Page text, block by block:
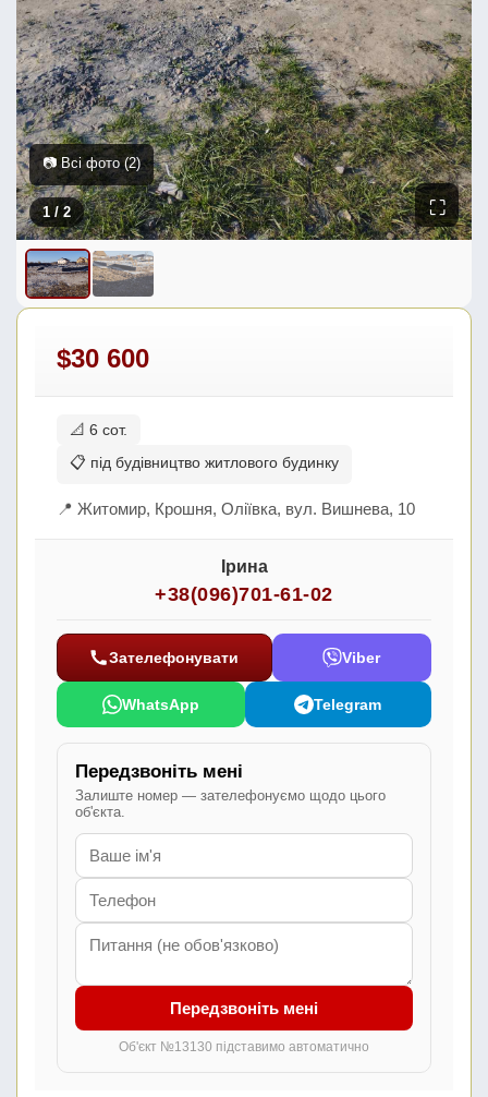
1 / 2 ⛶
📷 Всі фото (2)
$30 600
📐 6 сот.
📋 під будівництво житлового будинку
📍 Житомир, Крошня, Оліївка, вул. Вишнева, 10
Ірина
+38(096)701-61-02
Зателефонувати Viber
WhatsApp Telegram
Передзвоніть мені
Залиште номер — зателефонуємо щодо цього
об'єкта.
Передзвоніть мені
Об'єкт №13130 підставимо автоматично